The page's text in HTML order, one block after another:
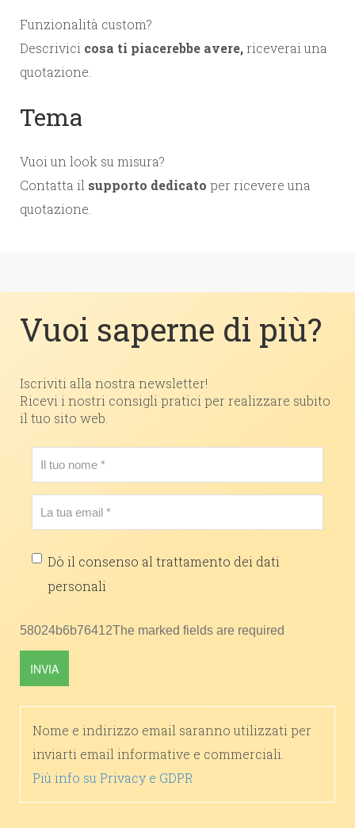
Funzionalità custom?
Descrivici cosa ti piacerebbe avere,riceverai una
quotazione.
Tema
Vuoi un look su misura?
Contatta il supporto dedicato per ricevere una
quotazione.
Vuoi saperne di più?
Iscriviti alla nostra newsletter!
Ricevi i nostri consigli pratici per realizzare subito
il tuo sito web.
Dò il consenso al trattamento dei dati
personali
58024b6b76412The marked fields are required
INVIA
Nome e indirizzo email saranno utilizzati per
inviarti email informative e commerciali.
Più info su Privacy e GDPR